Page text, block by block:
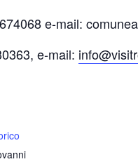
e-mail:
e-mail: